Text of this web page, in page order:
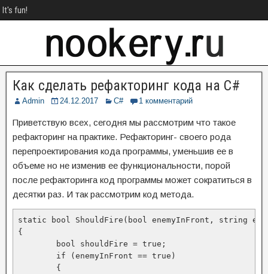
It's fun!
Как сделать рефакторинг кода на C#
Admin 24.12.2017 C# 1 комментарий
Приветствую всех, сегодня мы рассмотрим что такое
рефакторинг на практике. Рефакторинг- своего рода
перепроектирования кода программы, уменьшив ее в
объеме но не изменив ее функциональности, порой
после рефакторинга код программы может сократиться в
десятки раз. И так рассмотрим код метода.
static bool ShouldFire(bool enemyInFront, string
{